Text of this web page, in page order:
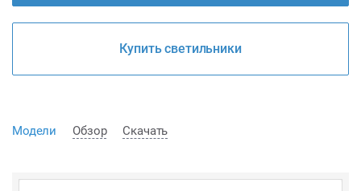
Купить светильники
Модели Обзор Скачать